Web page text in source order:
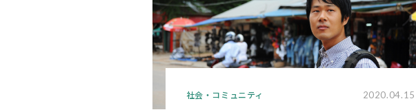
社会・コミュニティ 2020.04.15